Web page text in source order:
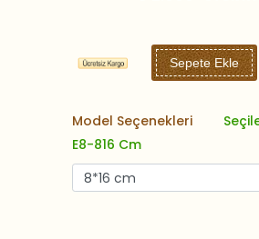
Sepete Ekle
Model Seçenekleri
E8-816 Cm